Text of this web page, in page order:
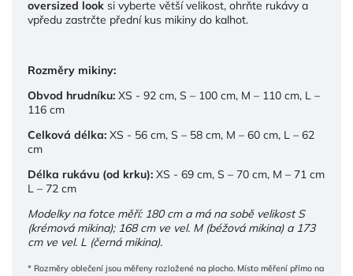
oversized look si vyberte větší velikost, ohrňte rukávy a
vpředu zastrčte přední kus mikiny do kalhot.
Rozměry mikiny:
Obvod hrudníku: XS - 92 cm, S – 100 cm, M – 110 cm, L –
116 cm
Celková délka: XS - 56 cm, S – 58 cm, M – 60 cm, L – 62
cm
Délka rukávu (od krku): XS - 69 cm, S – 70 cm, M – 71 cm
L – 72 cm
Modelky na fotce měří: 180 cm a má na sobě velikost S
(krémová mikina); 168 cm ve vel. M (béžová mikina) a 173
cm ve vel. L (černá mikina).
* Rozměry oblečení jsou měřeny rozložené na plocho. Místo měření přímo na